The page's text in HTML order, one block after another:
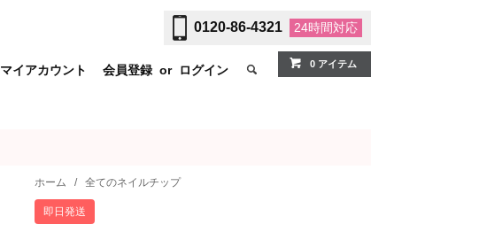
0120-86-4321 24時間対応
マイアカウント 会員登録 or ログイン 0 アイテム
ホーム / 全てのネイルチップ
即日発送